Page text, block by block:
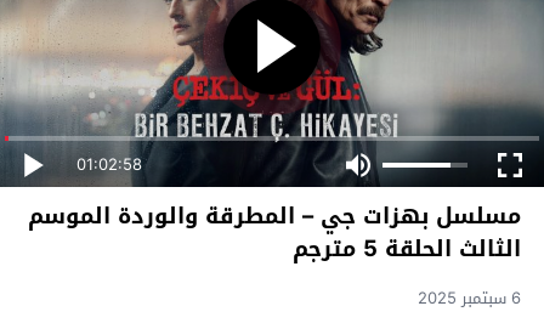
01:02:58
مسلسل بهزات جي – المطرقة والوردة الموسم
الثالث الحلقة 5 مترجم
6 سبتمبر 2025